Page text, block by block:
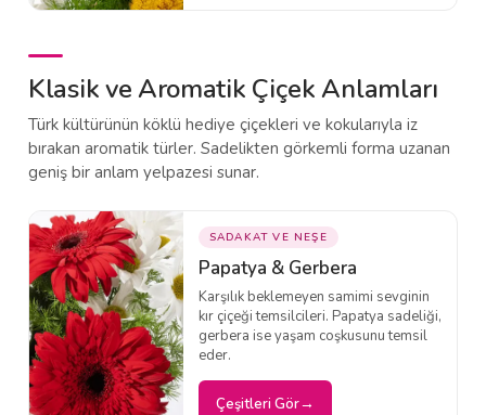
Klasik ve Aromatik Çiçek Anlamları
Türk kültürünün köklü hediye çiçekleri ve kokularıyla iz
bırakan aromatik türler. Sadelikten görkemli forma uzanan
geniş bir anlam yelpazesi sunar.
SADAKAT VE NEŞE
Papatya & Gerbera
Karşılık beklemeyen samimi sevginin
kır çiçeği temsilcileri. Papatya sadeliği,
gerbera ise yaşam coşkusunu temsil
eder.
Çeşitleri Gör